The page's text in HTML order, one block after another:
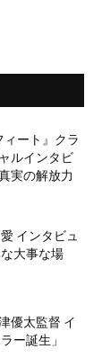
ィート』クラ
ルインタビ
実の解放力
インタビュ
大事な場
優太監督 イ
ー誕生」